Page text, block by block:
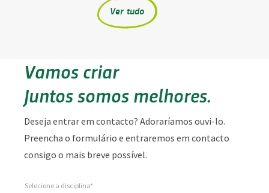
Ver tudo
Vamos criar
Juntos somos melhores.
Deseja entrar em contacto? Adoraríamos ouvi-lo.
Preencha o formulário e entraremos em contacto
consigo o mais breve possível.
Selecione a disciplina*